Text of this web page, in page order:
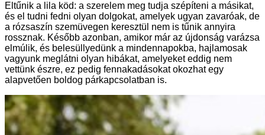
Eltűnik a lila köd: a szerelem meg tudja szépíteni a másikat,
és el tudni fedni olyan dolgokat, amelyek ugyan zavaróak, de
a rózsaszín szemüvegen keresztül nem is tűnik annyira
rossznak. Később azonban, amikor már az újdonság varázsa
elmúlik, és belesüllyedünk a mindennapokba, hajlamosak
vagyunk meglátni olyan hibákat, amelyeket eddig nem
vettünk észre, ez pedig fennakadásokat okozhat egy
alapvetően boldog párkapcsolatban is.